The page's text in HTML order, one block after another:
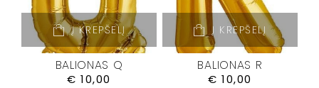
Į KREPŠELĮ
BALIONAS Q
€ 10,00
Į KREPŠELĮ
BALIONAS R
€ 10,00